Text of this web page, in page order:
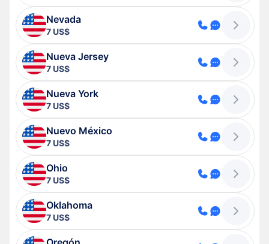
Nevada
7 US$
Nueva Jersey
7 US$
Nueva York
7 US$
Nuevo México
7 US$
Ohio
7 US$
Oklahoma
7 US$